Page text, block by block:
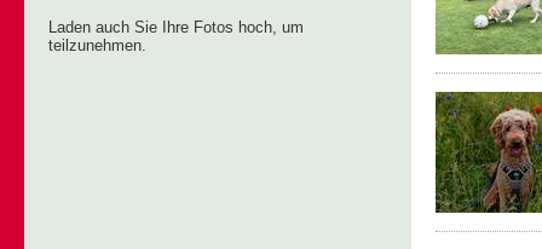
Laden auch Sie Ihre Fotos hoch, um
teilzunehmen.